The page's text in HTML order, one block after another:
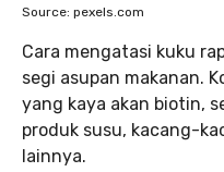
Source: pexels.com
Cara mengatasi kuku
segi asupan makanan.
yang kaya akan biotin,
produk susu, kacang-
lainnya.